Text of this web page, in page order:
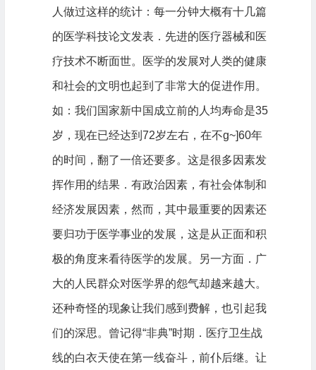
人做过这样的统计：每一分钟大概有十几篇
的医学科技论文发表．先进的医疗器械和医
疗技术不断面世。医学的发展对人类的健康
和社会的文明也起到了非常大的促进作用。
如：我们国家新中国成立前的人均寿命是35
岁，现在已经达到72岁左右，在不g~]60年
的时间，翻了一倍还要多。这是很多因素发
挥作用的结果．有政治因素，有社会体制和
经济发展因素，然而，其中最重要的因素还
要归功于医学事业的发展，这是从正面和积
极的角度来看待医学的发展。另一方面．广
大的人民群众对医学界的怨气却越来越大。
还种奇怪的现象让我们感到费解，也引起我
们的深思。曾记得“非典”时期．医疗卫生战
线的白衣天使在第一线奋斗，前仆后继。让